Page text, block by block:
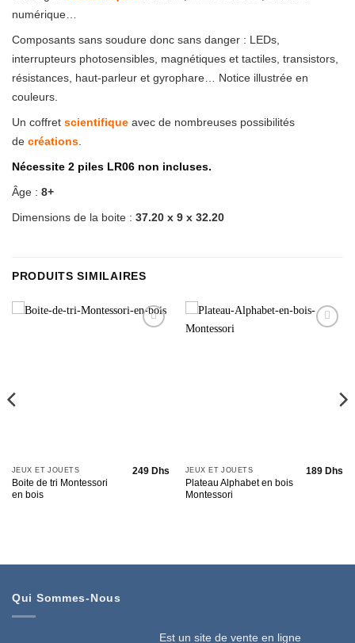
numérique…
Composants sans soudure donc sans danger : LEDs,
interrupteurs photosensibles, magnétiques et tactiles, transistors,
résistances, haut-parleur et gyrophare… Notice illustrée en
couleurs.
Un coffret scientifique avec de nombreuses possibilités
de créations.
Nécessite 2 piles LR06 non incluses.
Âge : 8+
Dimensions de la boite : 37.20 x 9 x 32.20
PRODUITS SIMILAIRES
JEUX ET JOUETS
Boite de tri Montessori
en bois
249Dhs JEUX ET JOUETS
Plateau Alphabet en bois
Montessori
189Dhs
Qui Sommes-Nous
Est un site de vente en ligne